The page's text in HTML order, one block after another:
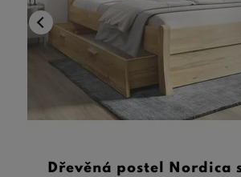
Dřevěná postel Nordica